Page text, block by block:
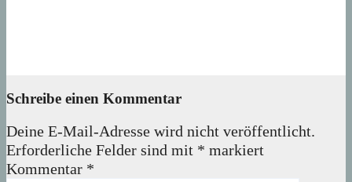
Schreibe einen Kommentar
Deine E-Mail-Adresse wird nicht veröffentlicht.
Erforderliche Felder sind mit * markiert
Kommentar *